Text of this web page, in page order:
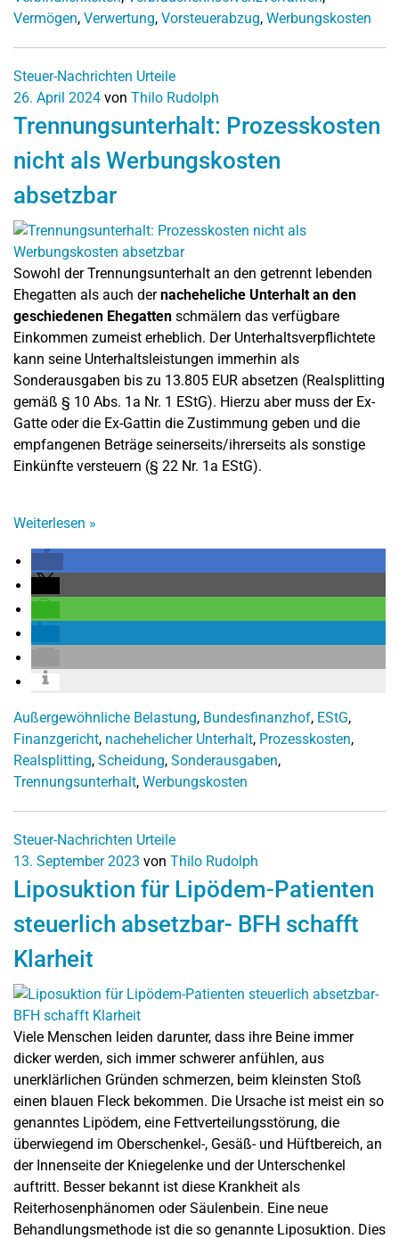
Vermögen, Verwertung, Vorsteuerabzug, Werbungskosten
Steuer-Nachrichten Urteile
26. April 2024 von Thilo Rudolph
Trennungsunterhalt: Prozesskosten
nicht als Werbungskosten
absetzbar
Sowohl der Trennungsunterhalt an den getrennt lebenden
Ehegatten als auch dernacheheliche Unterhalt an den
geschiedenen Ehegatten schmälern das verfügbare
Einkommen zumeist erheblich. Der Unterhaltsverpflichtete
kann seine Unterhaltsleistungen immerhin als
Sonderausgaben bis zu 13.805 EUR absetzen (Realsplitting
gemäß § 10 Abs. 1a Nr. 1 EStG). Hierzu aber muss der Ex-
Gatte oder die Ex-Gattin die Zustimmung geben und die
empfangenen Beträge seinerseits/ihrerseits als sonstige
Einkünfte versteuern (§ 22 Nr. 1a EStG).
Weiterlesen »
Außergewöhnliche Belastung, Bundesfinanzhof, EStG,
Finanzgericht, nachehelicher Unterhalt, Prozesskosten,
Realsplitting, Scheidung, Sonderausgaben,
Trennungsunterhalt, Werbungskosten
Steuer-Nachrichten Urteile
13. September 2023 von Thilo Rudolph
Liposuktion für Lipödem-Patienten
steuerlich absetzbar- BFH schafft
Klarheit
Viele Menschen leiden darunter, dass ihre Beine immer
dicker werden, sich immer schwerer anfühlen, aus
unerklärlichen Gründen schmerzen, beim kleinsten Stoß
einen blauen Fleck bekommen. Die Ursache ist meist ein so
genanntes Lipödem, eine Fettverteilungsstörung, die
überwiegend im Oberschenkel-, Gesäß- und Hüftbereich, an
der Innenseite der Kniegelenke und der Unterschenkel
auftritt. Besser bekannt ist diese Krankheit als
Reiterhosenphänomen oder Säulenbein. Eine neue
Behandlungsmethode ist die so genannte Liposuktion. Dies